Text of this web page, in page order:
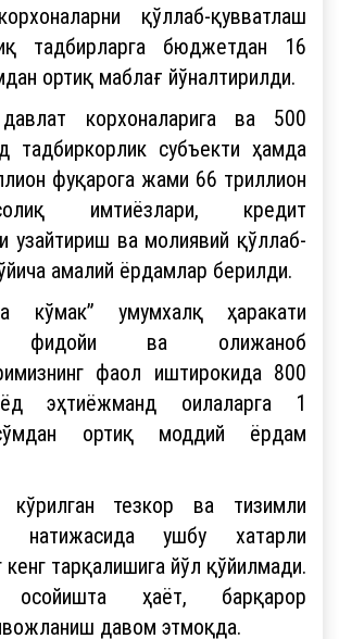
қўллаб-қувватлаш
тадбирларга бюджетдан 16
ортиқ маблағ йўналтирилди.
корхоналарига ва 500
тадбиркорлик субъекти ҳамда
фуқарога жами 66 триллион
имтиёзлари, кредит
узайтириш ва молиявий қўллаб-
амалий ёрдамлар берилди.
кўмак” умумхалқ ҳаракати
фидойи ва олижаноб
фаол иштирокида 800
эҳтиёжманд оилаларга 1
ортиқ моддий ёрдам
тезкор ва тизимли
натижасида ушбу хатарли
кенг тарқалишига йўл қўйилмади.
осойишта ҳаёт, барқарор
давом этмоқда.